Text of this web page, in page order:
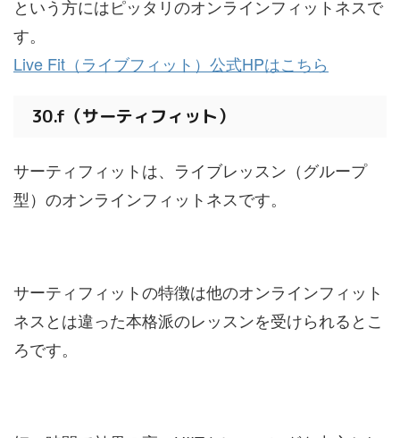
という方にはピッタリのオンラインフィットネスで
す。
Live Fit（ライブフィット）公式HPはこちら
30.f（サーティフィット）
サーティフィットは、ライブレッスン（グループ
型）のオンラインフィットネスです。
サーティフィットの特徴は他のオンラインフィット
ネスとは違った本格派のレッスンを受けられるとこ
ろです。